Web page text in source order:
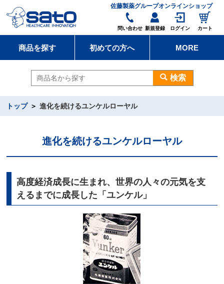
佐藤製薬グループオンラインショップ
問い合わせ 新規登録 ログイン カート
商品を探す 初めての方へ MORE
検索
トップ 進化を続けるユンケルローヤル
進化を続けるユンケルローヤル
高度経済成長に生まれ、世界の人々の元気を支
えるまでに成長した「ユンケル」